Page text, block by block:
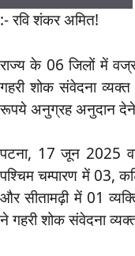
:- रवि शंकर अमित!
राज्य के 06 जिलों में
गहरी शोक संवेदना
रूपये अनुग्रह अनुदान देने
पटना, 17 जून 2025
पश्चिम चम्पारण में 03,
और सीतामढ़ी में 01
ने गहरी शोक संवेदना